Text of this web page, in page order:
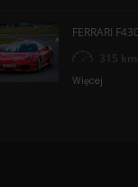
FERRARI F430
315
Więcej